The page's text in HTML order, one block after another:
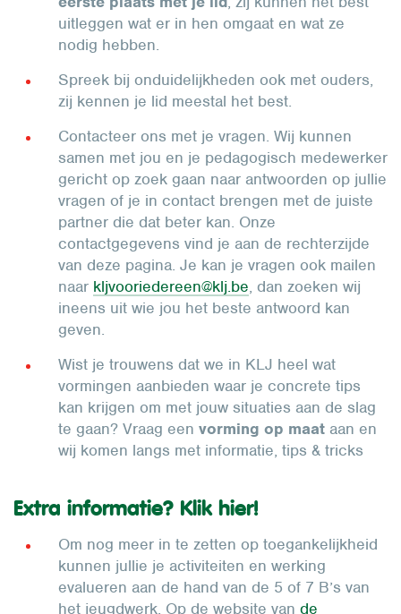
uitleggen wat er in hen omgaat en wat ze
nodig hebben.
Spreek bij onduidelijkheden ook met ouders,
zij kennen je lid meestal het best.
Contacteer ons met je vragen. Wij kunnen
samen met jou en je pedagogisch medewerker
gericht op zoek gaan naar antwoorden op jullie
vragen of je in contact brengen met de juiste
partner die dat beter kan. Onze
contactgegevens vind je aan de rechterzijde
van deze pagina. Je kan je vragen ook mailen
naar kljvooriedereen@klj.be, dan zoeken wij
ineens uit wie jou het beste antwoord kan
geven.
Wist je trouwens dat we in KLJ heel wat
vormingen aanbieden waar je concrete tips
kan krijgen om met jouw situaties aan de slag
te gaan? Vraag een vorming op maat aan en
wij komen langs met informatie, tips & tricks
Extra informatie? Klik hier!
Om nog meer in te zetten op toegankelijkheid
kunnen jullie je activiteiten en werking
evalueren aan de hand van de 5 of 7 B’s van
het jeugdwerk. Op de website van de